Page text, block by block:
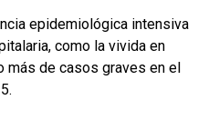
epidemiológica intensiva
como la vivida en
más de casos graves en el